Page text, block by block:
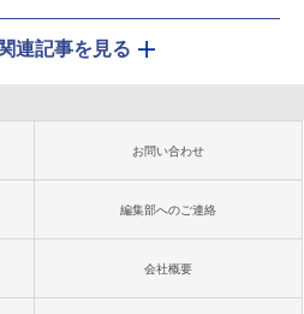
連記事を見る
お問い合わせ
編集部へのご連絡
会社概要